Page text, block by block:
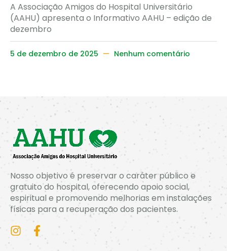
A Associação Amigos do Hospital Universitário
(AAHU) apresenta o Informativo AAHU – edição de
dezembro
5 de dezembro de 2025 Nenhum comentário
Nosso objetivo é preservar o caráter público e
gratuito do hospital, oferecendo apoio social,
espiritual e promovendo melhorias em instalações
físicas para a recuperação dos pacientes.